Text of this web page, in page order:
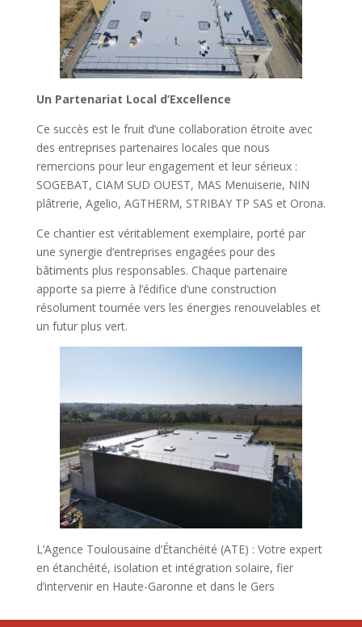
Un Partenariat Local d’Excellence
Ce succès est le fruit d’une collaboration étroite avec
des entreprises partenaires locales que nous
remercions pour leur engagement et leur sérieux :
SOGEBAT, CIAM SUD OUEST, MAS Menuiserie, NIN
plâtrerie, Agelio, AGTHERM, STRIBAY TP SAS et Orona.
Ce chantier est véritablement exemplaire, porté par
une synergie d’entreprises engagées pour des
bâtiments plus responsables. Chaque partenaire
apporte sa pierre à l’édifice d’une construction
résolument tournée vers les énergies renouvelables et
un futur plus vert.
L’Agence Toulousaine d’Étanchéité (ATE) : Votre expert
en étanchéité, isolation et intégration solaire, fier
d’intervenir en Haute-Garonne et dans le Gers